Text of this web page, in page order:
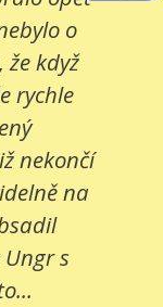
o
že když
rychle
nekončí
na
s